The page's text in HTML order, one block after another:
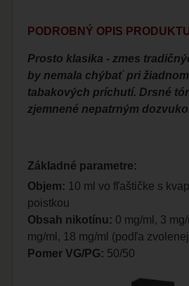
PODROBNÝ OPIS
Prosto klasika - zmes
by nemala chýbať pri
tabakových príchutí. Drsné
zjemnené nepatrným
Základné parametre:
Objem: 10 ml vo fľaštičke s
poistkou
Obsah nikotínu: 0 mg/ml, 3
mg/ml, 18 mg/ml (podľa
Pomer VG/PG: 50/50